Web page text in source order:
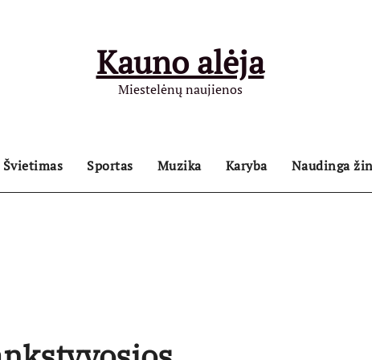
Kauno alėja
Miestelėnų naujienos
Švietimas Sportas Muzika Karyba Naudinga